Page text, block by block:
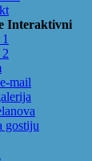
Interaktivni
mail
gostiju